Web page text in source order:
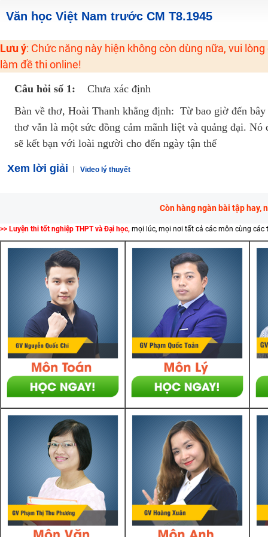
2K6! Lộ Trình Sun 2024 - Ba bước luyện thi TN THPT - ĐH ít nhất 25 điểm
Khuyến Mãi Khoá Học 1K Chỉ Từ 11-13/09/2024
Đồng giá khóa học 499K - 399K (13/11-15/11)
Khai giảng các khóa lớp 9 Toán - Lý - Hóa - Văn - Anh năm 2018
Luyện thi vào lớp 10 môn Toán, Văn, Hóa, Anh, Lý với giáo viên giỏi và nổi
Văn học Việt Nam trước CM T8.1945
Lưu ý: Chức năng này hiện không còn dùng nữa, vui
làm đề thi online!
Câu hỏi số 1:
Chưa xác định
Bàn về thơ, Hoài Thanh khẳng định: Từ bao giờ đến
thơ vẫn là một sức đồng cảm mãnh liệt và quảng đại.
sẽ kết bạn với loài người cho đến ngày tận thế
Xem lời giải Video lý thuyết
Còn hàng ngàn bài tập hay,
>> Luyện thi tốt nghiệp THPT và Đại học, mọi lúc, mọi nơi tất cả các môn cùng các